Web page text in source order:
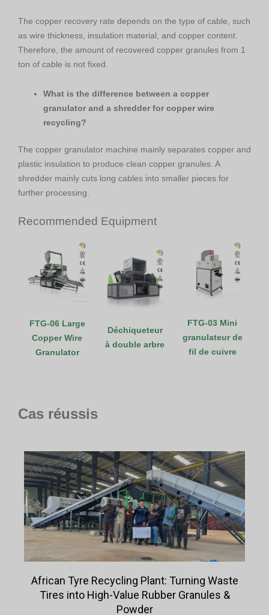
The copper recovery rate depends on the type of cable, such
as wire thickness, insulation material, and copper content.
Therefore, the amount of recovered copper granules from 1
ton of cable is not fixed.
What is the difference between a copper
granulator and a shredder for copper wire
recycling?
The copper granulator machine mainly separates copper and
plastic insulation to produce clean copper granules. A
shredder mainly cuts long cables into smaller pieces for
further processing.
Recommended Equipment
FTG-06 Large
Copper Wire
Granulator
Déchiqueteur
à double arbre
FTG-03 Mini
granulateur de
fil de cuivre
Cas réussis
African Tyre Recycling Plant: Turning Waste
Tires into High-Value Rubber Granules &
Powder